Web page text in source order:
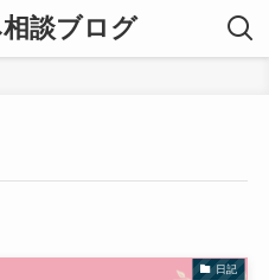
談ブログ
日記